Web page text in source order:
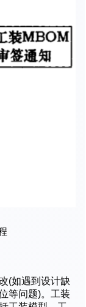
(如遇到设计缺
等问题)。工装